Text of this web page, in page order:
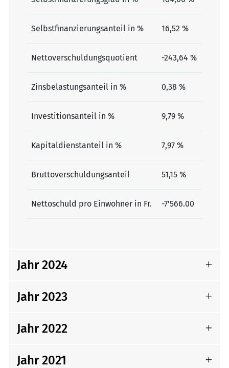
Selbstfinanzierungsanteil in % 16,52 %
Nettoverschuldungsquotient -243,64 %
Zinsbelastungsanteil in % 0,38 %
Investitionsanteil in % 9,79 %
Kapitaldienstanteil in % 7,97 %
Bruttoverschuldungsanteil 51,15 %
Nettoschuld pro Einwohner in Fr. -7'566.00
Jahr 2024
Jahr 2023
Jahr 2022
Jahr 2021